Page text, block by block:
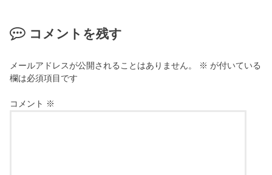
コメントを残す
メールアドレスが公開されることはありません。 ※ が付いている
欄は必須項目です
コメント ※